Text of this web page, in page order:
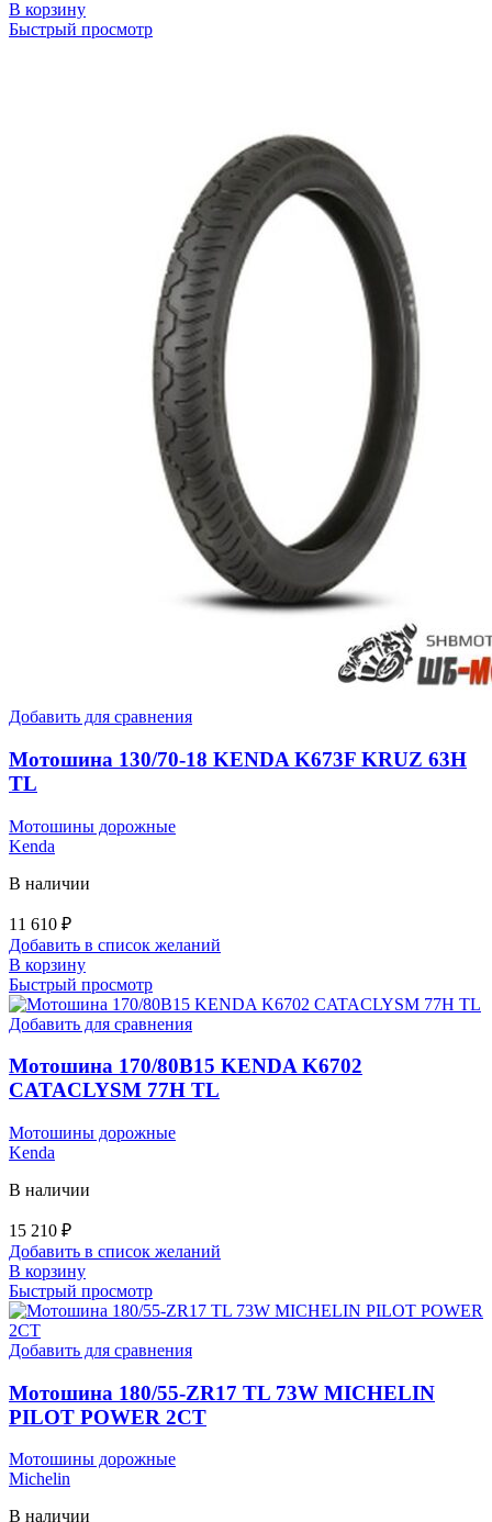
В корзину
Быстрый просмотр
Добавить для сравнения
Мотошина 130/70-18 KENDA K673F KRUZ 63H
TL
Мотошины дорожные
Kenda
В наличии
11 610 ₽
Добавить в список желаний
В корзину
Быстрый просмотр
Добавить для сравнения
Мотошина 170/80B15 KENDA K6702
CATACLYSM 77H TL
Мотошины дорожные
Kenda
В наличии
15 210 ₽
Добавить в список желаний
В корзину
Быстрый просмотр
Добавить для сравнения
Мотошина 180/55-ZR17 TL 73W MICHELIN
PILOT POWER 2CT
Мотошины дорожные
Michelin
В наличии